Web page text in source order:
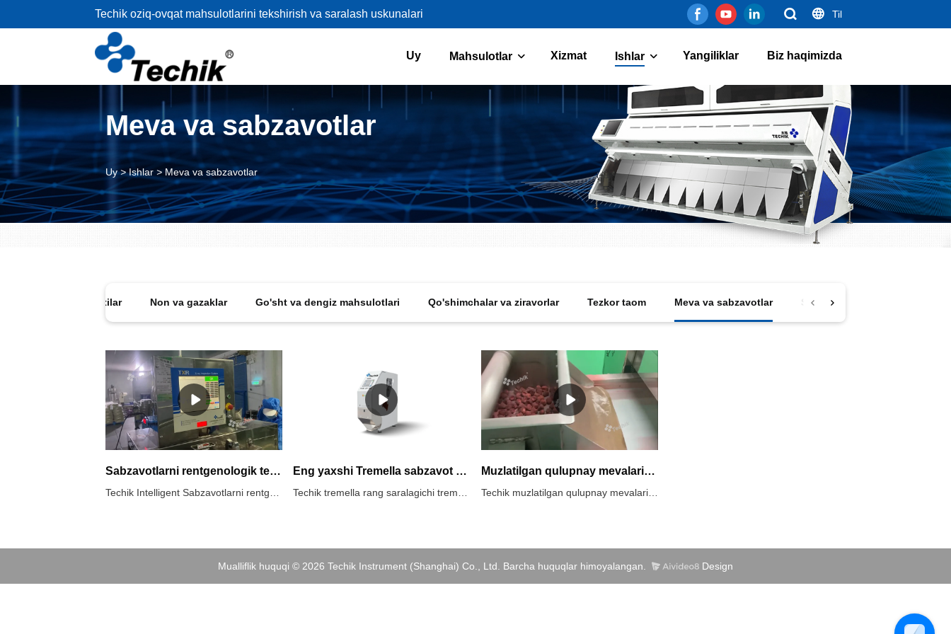
Techik oziq-ovqat mahsulotlarini tekshirish va saralash uskunalari Til
Uy Mahsulotlar Xizmat Ishlar Yangiliklar Biz haqimizda
Meva va sabzavotlar
Uy > Ishlar > Meva va sabzavotlar
Shishalar va qutilar Non va gazaklar Go'sht va dengiz mahsulotlari Qo'shimchalar va ziravorlar Tezkor taom Meva va sabzavotlar Sutli mahsulotlar
Sabzavotlarni rentgenologik tekshirish tizimi Eng yaxshi Tremella sabzavot rangini saralovchi yetkazib beruvchi Muzlatilgan qulupnay mevalarini rentgen tekshiruvi tizimi
Techik muzlatilgan qulupnay mevalarini rentgen tekshiruvi tizimi sifatli muzlatilgan qulupnayni aniqlash va malakasizni rad etish uchun ishlatiladi. Ya'ni, xaridorlarga kelayotgan mahsulotlarda tosh, shisha kabi begona moddalar yo'q.Muzlatilgan qulupnay mevalarini rentgen tekshiruvi tizimining xususiyatlari1. Mashinani qismlarga ajratish va oson tozalash uchun maxsus tuzilma qo'llaniladi2. Turli mahsulotlar uchun turli rad etish tizimlari ixtiyoriy3. Yuqori sezuvchanlik va yuqori barqarorlik4. Yuqori IP himoyasi
Mualliflik huquqi © 2026 Techik Instrument (Shanghai) Co., Ltd. Barcha huquqlar himoyalangan. Design